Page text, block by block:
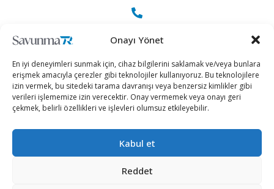
Onayı Yönet
En iyi deneyimleri sunmak için, cihaz bilgilerini saklamak ve/veya bunlara
erişmek amacıyla çerezler gibi teknolojiler kullanıyoruz. Bu teknolojilere
izin vermek, bu sitedeki tarama davranışı veya benzersiz kimlikler gibi
verileri işlememize izin verecektir. Onay vermemek veya onayı geri
çekmek, belirli özellikleri ve işlevleri olumsuz etkileyebilir.
Kabul et
Reddet
+90 530 308 17 96
iletisim@savunmatr.com
2026 © Savunma TR. Tüm Hakları Saklıdır.
Savunma Sanayii
Kategoriler
Siber Güvenlik
SavunmaTR